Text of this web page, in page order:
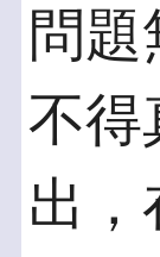
問
不得
出，